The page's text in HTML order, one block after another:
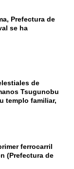
Prefectura de
se ha
de
Tsugunobu
templo familiar,
ferrocarril
(Prefectura de